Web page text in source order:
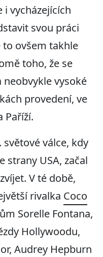
i vycházejících
svou práci
to ovšem takhle
toho, že se
vysoké
provedení, ve
Paříží.
válce, kdy
strany USA, začal
V té době,
rivalka Coco
Sorelle Fontana,
Hollywoodu,
Audrey Hepburn